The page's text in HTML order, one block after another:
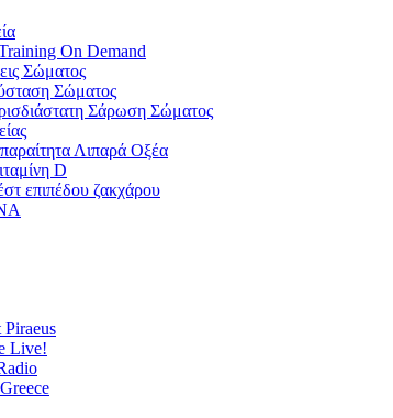
On Demand
Σώματος
Σώματος
Σάρωση Σώματος
Λιπαρά Οξέα
D
επιπέδου ζακχάρου
Piraeus
Live!